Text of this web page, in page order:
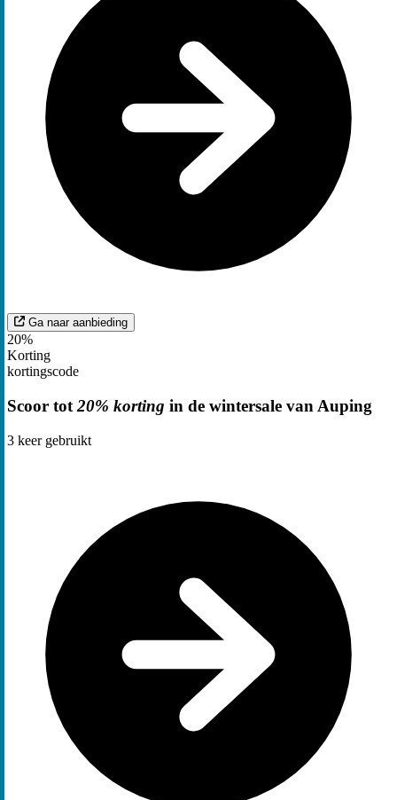
Ga naar aanbieding
20%
Korting
kortingscode
Scoor tot 20% korting in de wintersale van Auping
3 keer gebruikt